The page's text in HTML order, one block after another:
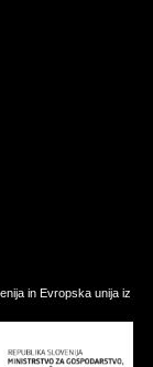
in Evropska unija iz